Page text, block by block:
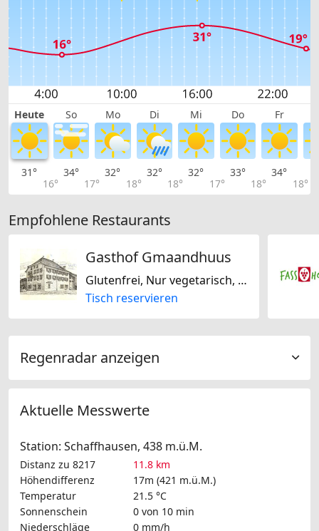
Heute So Mo Di Mi Do Fr
31°
16°
34°
17°
32°
18°
32°
18°
32°
17°
33°
18°
34°
18°
Empfohlene Restaurants
Gasthof Gmaandhuus
Glutenfrei, Nur vegetarisch, Regional, Schweizerisch
Tisch reservieren
Regenradar anzeigen
Aktuelle Messwerte
Station: Schaffhausen, 438 m.ü.M.
Distanz zu 8217
11.8 km
Höhendifferenz
17m (421 m.ü.M.)
Temperatur
21.5 °C
Sonnenschein
0 von 10 min
Niederschläge
0 mm/h